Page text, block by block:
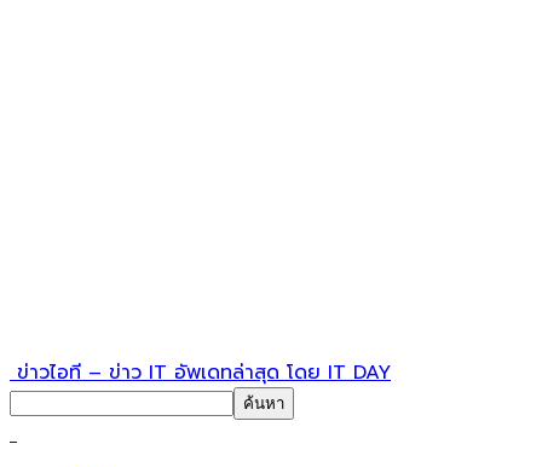
ข่าวไอที – ข่าว IT อัพเดทล่าสุด โดย IT DAY